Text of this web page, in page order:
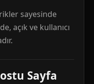
sayesinde
açık ve kullanıcı
Sayfa